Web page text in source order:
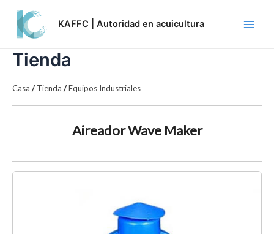
content
KAFFC | Autoridad en acuicultura
Tienda
Casa /Tienda /Equipos Industriales
Aireador Wave Maker